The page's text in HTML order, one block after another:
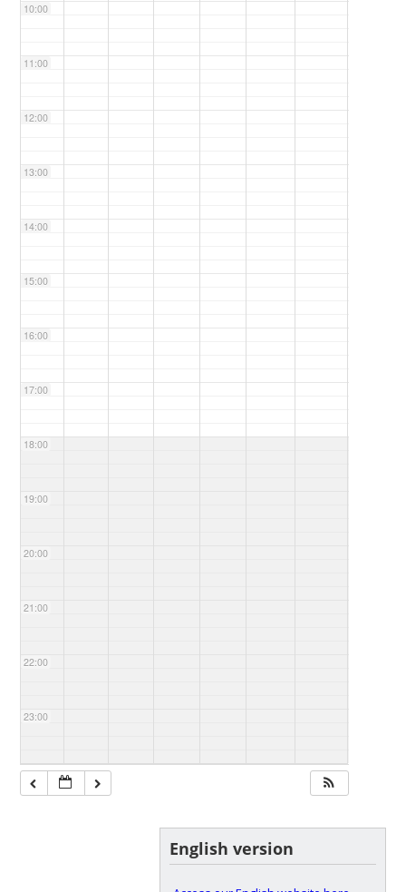
10:00
11:00
12:00
13:00
14:00
15:00
16:00
17:00
18:00
19:00
20:00
21:00
22:00
23:00
English version